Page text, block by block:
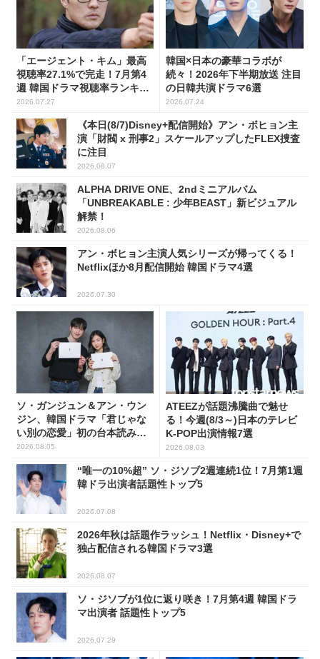
「エージェント・キム」最高
視聴率27.1%で完走！7月第4
週 韓国ドラマ視聴率ランキン
グ
2026.07.27
韓国×日本の豪華コラボが
続々！2026年下半期放送 注目
の日韓共演ドラマ6選
2026.07.24
《本日(8/7)Disney+配信開始》アン・ボヒョン主
演「財閥 x 刑事2」スケールアップしたFLEX捜査
に注目
2026.08.07
ALPHA DRIVE ONE、2ndミニアルバム
「UNBREAKABLE : 少年BEAST」新ビジュアル
解禁！
2026.08.06
アン・ボヒョン主演人気シリーズが帰ってくる！
Netflixほか8月配信開始 韓国ドラマ4選
2026.07.30
ソ・ガンジュン＆アン・ウン
ジン、韓国ドラマ「君じゃな
い別の恋愛」初の台本読み合
わせで抜群のケミ
2026.08.05
ATEEZが話題沸騰曲で魅せ
る！今週(8/3～)日本のテレビ
K-POP出演情報7選
2026.08.03
“唯一の10%超” ソ・ジソブ2週連続1位！7月第1週
韓ドラ出演者話題性トップ5
2026.07.08
2026年秋は話題作ラッシュ！Netflix・Disney+で
独占配信される韓国ドラマ3選
2026.08.07
ソ・ジソブが1位に返り咲き！7月第4週 韓国ドラ
マ出演者 話題性トップ5
2026.07.29